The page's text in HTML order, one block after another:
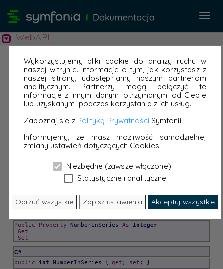
Wykorzystujemy pliki cookie do analizy ruchu w
naszej witrynie. Informacje o tym, jak korzystasz z
naszej strony, udostępniamy naszym partnerom
analitycznym. Partnerzy mogą połączyć te
informacje z innymi danymi otrzymanymi od Ciebie
lub uzyskanymi podczas korzystania z ich usług.
Zapoznaj sie z Polityką Prywatności Symfonii.
Informujemy, że masz możliwość samodzielnej
zmiany ustawień dotyczących Cookies.
Niezbędne (zawsze włączone)
Statystyczne i analityczne
Odrzuć wszystkie Zapisz ustawienia Akceptuj wszystkie
WebAPI